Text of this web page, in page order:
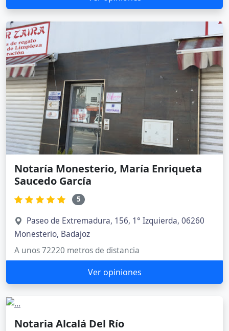
Notaría Monesterio, María Enriqueta
Saucedo García
5
Paseo de Extremadura, 156, 1° Izquierda, 06260
Monesterio, Badajoz
A unos 72220 metros de distancia
Ver opiniones
Notaria Alcalá Del Río